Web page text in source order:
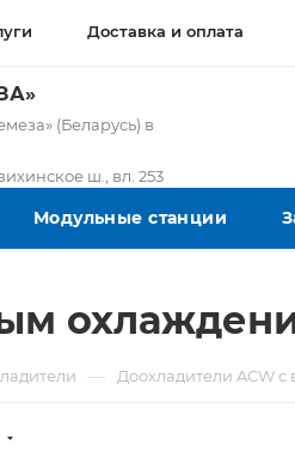
Доставка и оплата
(Беларусь) в
ш., вл. 253
Модульные станции
— Доохладители ACW